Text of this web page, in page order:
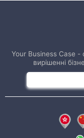
Your Business Case -
вирішенні